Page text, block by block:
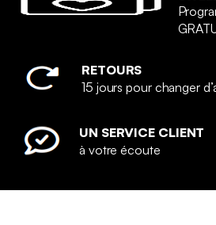
RETOURS
15 jours pour changer
UN SERVICE CLIENT
à votre écoute